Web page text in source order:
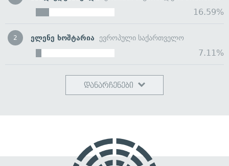
16.59%
2 ელენე ხოშტარია ევროპული საქართველო
7.11%
დანარჩენები